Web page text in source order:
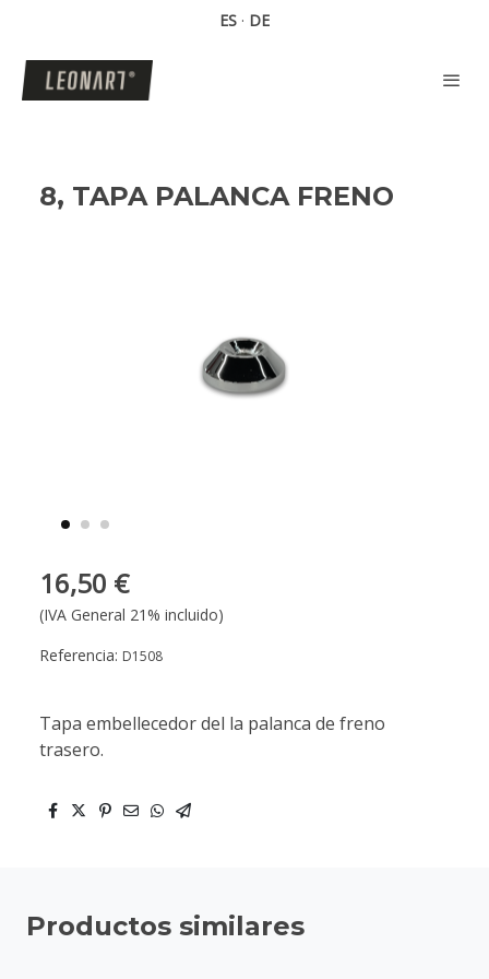
ES · DE
8, TAPA PALANCA FRENO
16,50 €
(IVA General 21% incluido)
Referencia: D1508
Tapa embellecedor del la palanca de freno
trasero.
Productos similares